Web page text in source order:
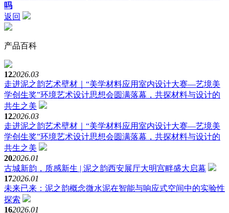
吗
返回
产品百科
122026.03
走进泥之韵艺术壁材｜“美学材料应用室内设计大赛—艺境美
学创生奖”环境艺术设计思想会圆满落幕，共探材料与设计的
共生之美
122026.03
走进泥之韵艺术壁材｜“美学材料应用室内设计大赛—艺境美
学创生奖”环境艺术设计思想会圆满落幕，共探材料与设计的
共生之美
202026.01
古城新韵，质感新生 | 泥之韵西安展厅大明宫畔盛大启幕
172026.01
未来已来：泥之韵概念微水泥在智能与响应式空间中的实验性
探索
162026.01